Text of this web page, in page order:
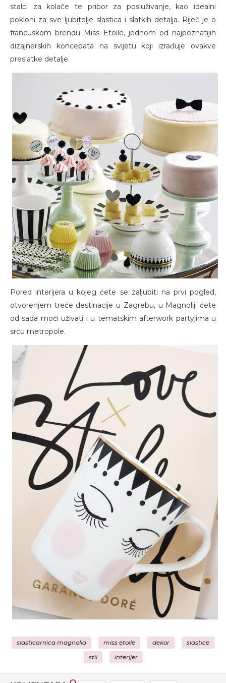
stalci za kolače te pribor za posluživanje, kao idealni
pokloni za sve ljubitelje slastica i slatkih detalja. Riječ je o
francuskom brendu Miss Etoile, jednom od najpoznatijih
dizajnerskih koncepata na svijetu koji izrađuje ovakve
preslatke detalje.
Pored interijera u kojeg ćete se zaljubiti na prvi pogled,
otvorenjem treće destinacije u Zagrebu, u Magnoliji ćete
od sada moći uživati i u tematskim afterwork partyjima u
srcu metropole.
slasticarnica magnolia miss etoile dekor slastice
stil interijer